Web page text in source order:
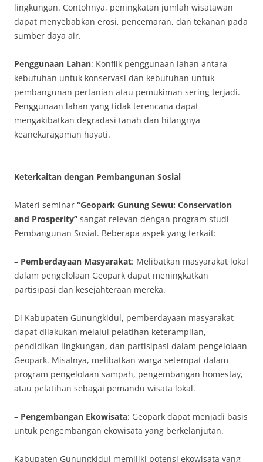
lingkungan. Contohnya, peningkatan jumlah wisatawan
dapat menyebabkan erosi, pencemaran, dan tekanan pada
sumber daya air.
Penggunaan Lahan: Konflik penggunaan lahan antara
kebutuhan untuk konservasi dan kebutuhan untuk
pembangunan pertanian atau pemukiman sering terjadi.
Penggunaan lahan yang tidak terencana dapat
mengakibatkan degradasi tanah dan hilangnya
keanekaragaman hayati.
Keterkaitan dengan Pembangunan Sosial
Materi seminar “Geopark Gunung Sewu: Conservation
and Prosperity” sangat relevan dengan program studi
Pembangunan Sosial. Beberapa aspek yang terkait:
– Pemberdayaan Masyarakat: Melibatkan masyarakat lokal
dalam pengelolaan Geopark dapat meningkatkan
partisipasi dan kesejahteraan mereka.
Di Kabupaten Gunungkidul, pemberdayaan masyarakat
dapat dilakukan melalui pelatihan keterampilan,
pendidikan lingkungan, dan partisipasi dalam pengelolaan
Geopark. Misalnya, melibatkan warga setempat dalam
program pengelolaan sampah, pengembangan homestay,
atau pelatihan sebagai pemandu wisata lokal.
– Pengembangan Ekowisata: Geopark dapat menjadi basis
untuk pengembangan ekowisata yang berkelanjutan.
Kabupaten Gunungkidul memiliki potensi ekowisata yang